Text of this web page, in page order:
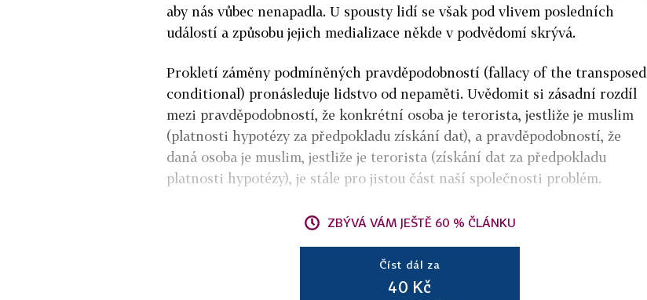
aby nás vůbec nenapadla. U spousty lidí se však pod vlivem posledních
událostí a způsobu jejich medializace někde v podvědomí skrývá.
Prokletí záměny podmíněných pravděpodobností (fallacy of the transposed
conditional) pronásleduje lidstvo od nepaměti. Uvědomit si zásadní rozdíl
mezi pravděpodobností, že konkrétní osoba je terorista, jestliže je muslim
(platnosti hypotézy za předpokladu získání dat), a pravděpodobností, že
daná osoba je muslim, jestliže je terorista (získání dat za předpokladu
platnosti hypotézy), je stále pro jistou část naší společnosti problém.
ZBÝVÁ VÁM JEŠTĚ 60 % ČLÁNKU
Číst dál za
40 Kč